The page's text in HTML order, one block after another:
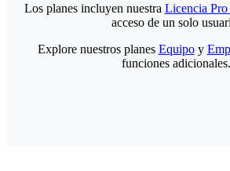
Los planes incluyen nuestra Licencia Pro
acceso de un solo
Explore nuestros planes Equipoy
funciones adicionales.